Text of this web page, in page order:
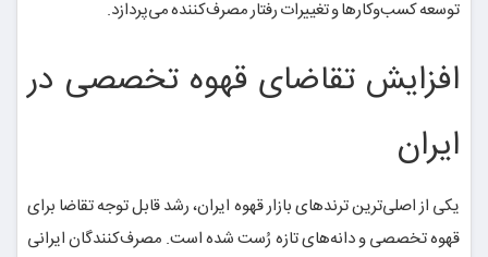
توسعه کسب‌وکارها و تغییرات رفتار مصرف‌کننده می‌پردازد.
افزایش تقاضای قهوه تخصصی در
ایران
یکی از اصلی‌ترین ترندهای بازار قهوه ایران، رشد قابل توجه تقاضا برای
قهوه تخصصی و دانه‌های تازه رُست شده است. مصرف‌کنندگان ایرانی